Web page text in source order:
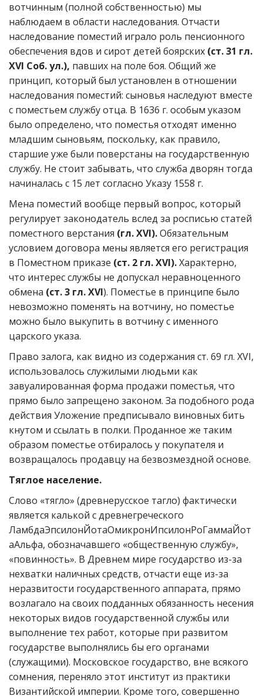
вотчинным (полной собственностью) мы
наблюдаем в области наследования. Отчасти
наследование поместий играло роль пенсионного
обеспечения вдов и сирот детей боярских (ст. 31 гл.
XVI Соб. ул.), павших на поле боя. Общий же
принцип, который был установлен в отношении
наследования поместий: сыновья наследуют вместе
с поместьем службу отца. В 1636 г. особым указом
было определено, что поместья отходят именно
младшим сыновьям, поскольку, как правило,
старшие уже были поверстаны на государственную
службу. Не стоит забывать, что служба дворян тогда
начиналась с 15 лет согласно Указу 1558 г.
Мена поместий вообще первый вопрос, который
регулирует законодатель вслед за росписью статей
поместного верстания (гл. XVI).Обязательным
условием договора мены является его регистрация
в Поместном приказе (ст. 2 гл. XVI).Характерно,
что интерес службы не допускал неравноценного
обмена (ст. 3 гл. XVI). Поместье в принципе было
невозможно поменять на вотчину, но поместье
можно было выкупить в вотчину с именного
царского указа.
Право залога, как видно из содержания ст. 69 гл. XVI,
использовалось служилыми людьми как
завуалированная форма продажи поместья, что
прямо было запрещено законом. За подобного рода
действия Уложение предписывало виновных бить
кнутом и ссылать в полки. Проданное же таким
образом поместье отбиралось у покупателя и
возвращалось продавцу на безвозмездной основе.
Тяглое население.
Слово «тягло» (древнерусское тагло) фактически
является калькой с древнегреческого
ЛамбдаЭпсилонЙотаОмикронИпсилонРоГаммаЙот
аАльфа, обозначавшего «общественную службу»,
«повинность». В Древнем мире государство из-за
нехватки наличных средств, отчасти еще из-за
неразвитости государственного аппарата, прямо
возлагало на своих подданных обязанность несения
некоторых видов государственной службы или
выполнение тех работ, которые при развитом
государстве выполнялись бы его органами
(служащими). Московское государство, вне всякого
сомнения, переняло этот институт из практики
Византийской империи. Кроме того, совершенно